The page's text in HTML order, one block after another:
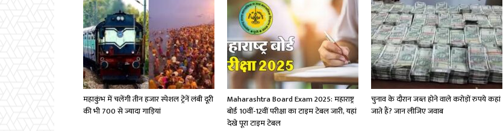
महाकुंभ में चलेंगी तीन हजार स्पेशल ट्रेनें लंबी दूरी
की भी 700 से ज्यादा गाड़ियां
Maharashtra Board Exam 2025: महाराष्ट्र
बोर्ड 10वीं-12वीं परीक्षा का टाइम टेबल जारी, यहां
देखे पूरा टाइम टेबल
चुनाव के दौरान जब्त होने वाले करोड़ों रुपये कहां
जाते हैं? जान लीजिए जवाब